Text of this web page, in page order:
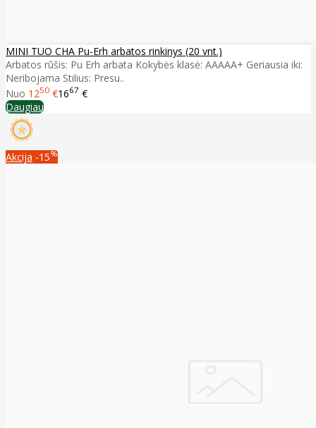
MINI TUO CHA Pu-Erh arbatos rinkinys (20 vnt.)
Arbatos rūšis: Pu Erh arbata Kokybės klasė: AAAAA+ Geriausia iki:
Neribojama Stilius: Presu..
Nuo 1250 €1667 €
Daugiau
Akcija -15%